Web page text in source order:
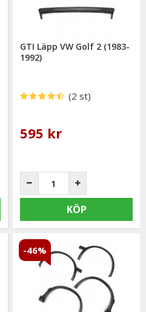
GTI Läpp VW Golf 2 (1983-
1992)
(2 st)
595 kr
KÖP
-46%